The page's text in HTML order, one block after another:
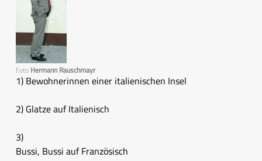
Foto Hermann Rauschmayr
1) Bewohnerinnen einer italienischen Insel
2) Glatze auf Italienisch
3)
Bussi, Bussi auf Französisch